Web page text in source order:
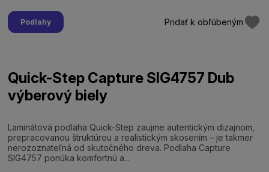
Podlahy Pridať k obľúbeným
Quick-Step Capture SIG4757 Dub
výberový biely
Laminátová podlaha Quick-Step zaujme autentickým dizajnom,
prepracovanou štruktúrou a realistickým skosením – je takmer
nerozoznateľná od skutočného dreva. Podlaha Capture
SIG4757 ponúka komfortnú a...